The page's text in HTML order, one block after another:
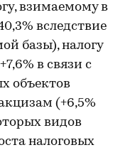
взимаемому в
вследствие
базы), налогу
в связи с
объектов
(+6,5%
видов
налоговых